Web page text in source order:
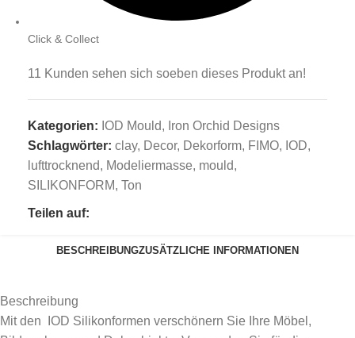
Click & Collect
11 Kunden sehen sich soeben dieses Produkt an!
Kategorien: IOD Mould, Iron Orchid Designs
Schlagwörter: clay, Decor, Dekorform, FIMO, IOD,
lufttrocknend, Modeliermasse, mould,
SILIKONFORM, Ton
Teilen auf:
BESCHREIBUNGZUSÄTZLICHE INFORMATIONEN
Beschreibung
Mit den IOD Silikonformen verschönern Sie Ihre Möbel,